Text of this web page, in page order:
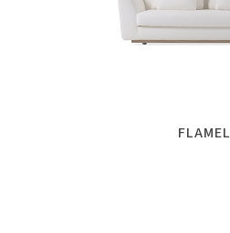
FLAMEL